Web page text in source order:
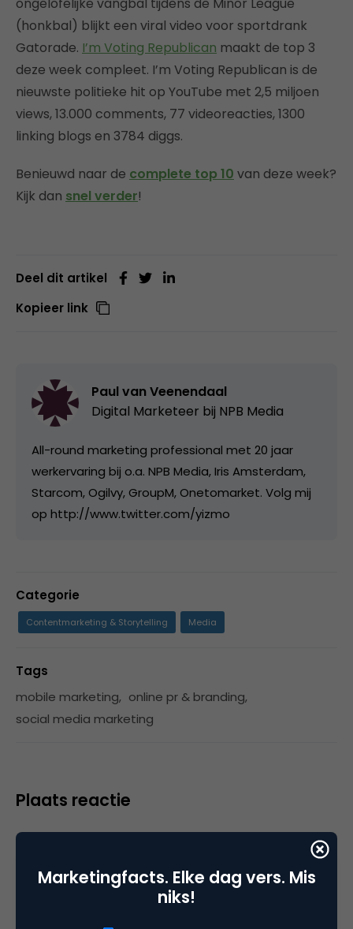
(honkbal) blijkt een viral video voor sportdrank
Gatorade. I’m Voting Republican maakt de top 3
deze week compleet. I’m Voting Republican is de
nieuwste politieke hit op YouTube met 2,5 miljoen
views, 13.000 comments, 77 videoreacties, 1300
linking blogs en 3784 diggs.
Benieuwd naar de complete top 10 van deze week?
Kijk dan snel verder!
Deel dit artikel
Kopieer link
Paul van Veenendaal
Digital Marketeer bij NPB Media
All-round marketing professional met 20 jaar
werkervaring bij o.a. NPB Media, Iris Amsterdam,
Starcom, Ogilvy, GroupM, Onetomarket. Volg mij
op http://www.twitter.com/yizmo
Categorie
Contentmarketing & Storytelling Media
Tags
mobile marketing, online pr & branding,
social media marketing
Plaats reactie
Je moetingelogd zijn opom een reactie te
Marketingfacts. Elke dag vers. Mis
niks!